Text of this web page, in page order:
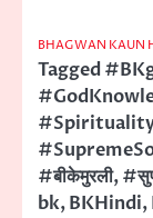
BHAGWAN KAUN
Tagged
#बीकेमुरली,
bk,BKHindi,